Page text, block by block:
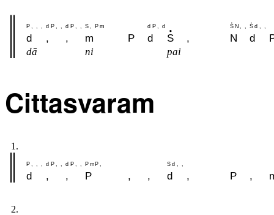
P , , , d P , , d P , , S , P m d P , d S N , , S d , ,
d , , m P d S , N d
dā ni pai
Cittasvaram
1.
P , , , d P , , d P , , P m P , S d , ,
d , , P , , d , P ,
2.